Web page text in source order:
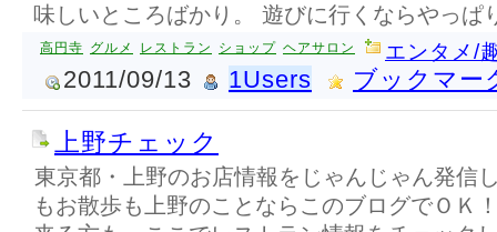
味しいところばかり。 遊びに行くならやっぱ
高円寺 グルメ レストラン ショップ ヘアサロン エンタメ/
2011/09/13 1Users ブックマー
上野チェック
東京都・上野のお店情報をじゃんじゃん発信
もお散歩も上野のことならこのブログでＯＫ